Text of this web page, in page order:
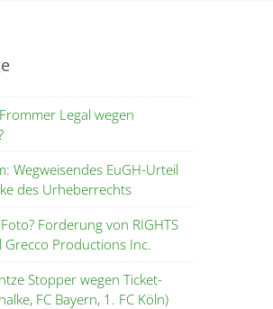
Legal wegen
Wegweisendes EuGH-Urteil
des Urheberrechts
Forderung von RIGHTS
Grecco Productions Inc.
Stopper wegen Ticket-
FC Bayern, 1. FC Köln)